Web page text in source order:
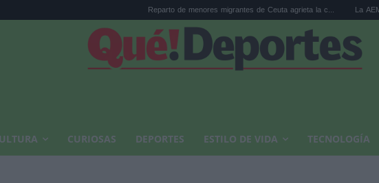
Reparto de menores migrantes de Ceuta agrieta la c... La AEMET prepara
CURIOSAS DEPORTES ESTILO DE VIDA TECNOLOGÍA